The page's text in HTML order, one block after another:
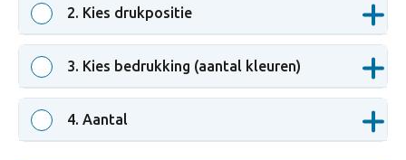
2. Kies drukpositie
3. Kies bedrukking (aantal kleuren)
4. Aantal